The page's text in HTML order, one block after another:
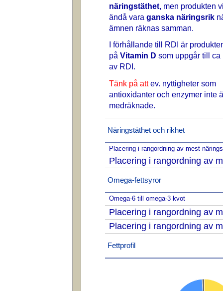
näringstäthet, men produkten
ändå vara ganska näringsrik
ämnen räknas samman.
I förhållande till RDI är
på Vitamin D som uppgår till ca
av RDI.
Tänk på attev. nyttigheter som
antioxidanter och enzymer inte
medräknade.
Näringstäthet och rikhet
Placering i rangordning av mest
Placering i rangordning av
Omega-fettsyror
Omega-6 till omega-3 kvot
Placering i rangordning av
Placering i rangordning av
Fettprofil